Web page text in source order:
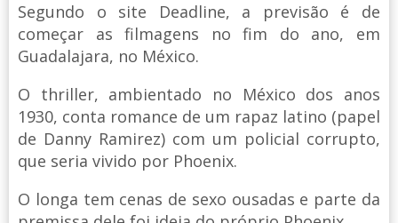
Segundo o site Deadline, a previsão é de
começar as filmagens no fim do ano, em
Guadalajara, no México.
O thriller, ambientado no México dos anos
1930, conta romance de um rapaz latino (papel
de Danny Ramirez) com um policial corrupto,
que seria vivido por Phoenix.
O longa tem cenas de sexo ousadas e parte da